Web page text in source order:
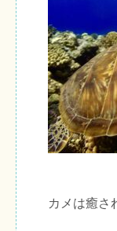
カメは癒さ